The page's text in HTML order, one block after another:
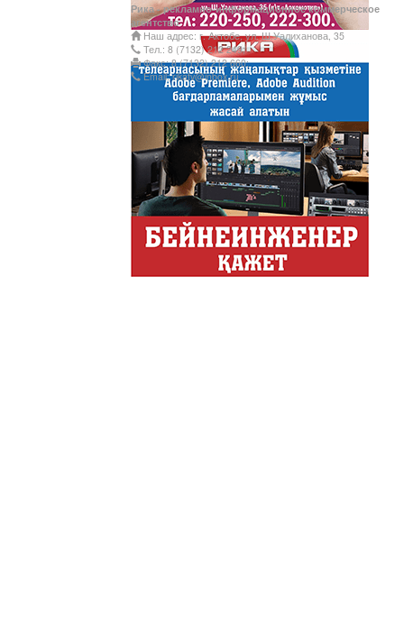
Рика - рекламно-информационное коммерческое
агентство
Наш адрес: г. Актобе, ул. Ш.Уалиханова, 35
Тел.: 8 (7132) 212 249;
Факс: 8 (7132) 212 660;
Email: rikatv@inbox.ru